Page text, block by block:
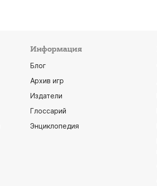
Информация
Блог
Архив игр
Издатели
Глоссарий
Энциклопедия